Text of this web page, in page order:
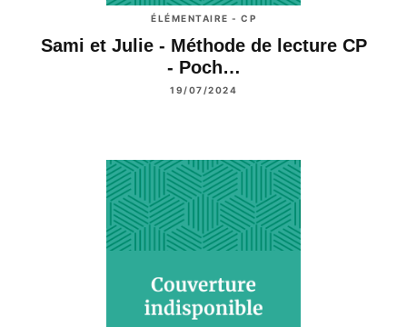
ÉLÉMENTAIRE - CP
Sami et Julie - Méthode de lecture CP
- Poch…
19/07/2024